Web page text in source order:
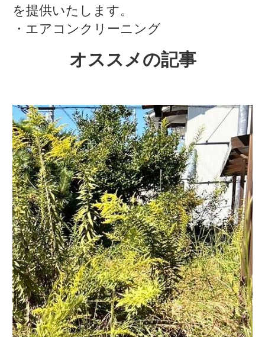
を提供いたします。
・エアコンクリーニング
オススメの記事